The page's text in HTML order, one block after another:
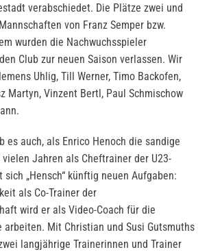
verabschiedet. Die Plätze zwei und
von Franz Semper bzw.
wurden die Nachwuchsspieler
Club zur neuen Saison verlassen. Wir
Uhlig, Till Werner, Timo Backofen,
Martyn, Vinzent Bertl, Paul Schmischow
es auch, als Enrico Henoch die sandige
Jahren als Cheftrainer der U23-
„Hensch“ künftig neuen Aufgaben:
als Co-Trainer der
wird er als Video-Coach für die
arbeiten. Mit Christian und Susi Gutsmuths
langjährige Trainerinnen und Trainer